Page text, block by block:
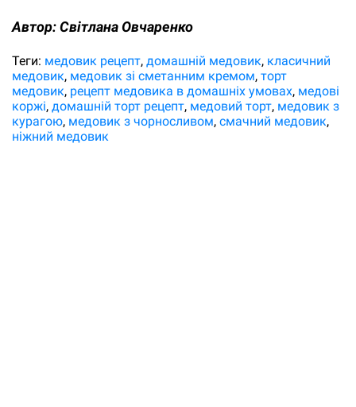
Автор:Світлана Овчаренко
Теги: медовик рецепт домашній медовик класичний
медовик медовик зі сметанним кремом торт
медовик рецепт медовика в домашніх умовах медові
коржі домашній торт рецепт медовий торт медовик з
курагою медовик з чорносливом смачний медовик
ніжний медовик